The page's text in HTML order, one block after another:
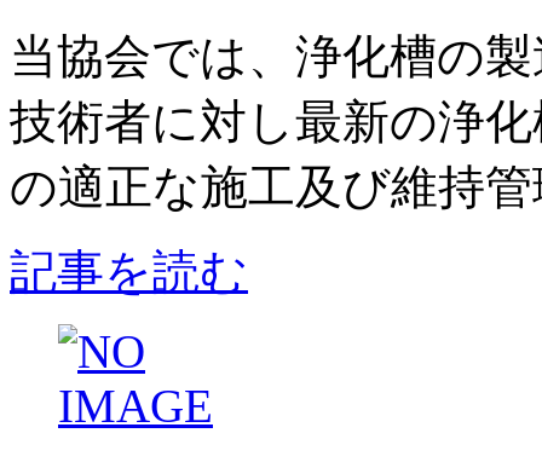
当協会では、浄化槽の
技術者に対し最新の浄
の適正な施工及び維持
記事を読む